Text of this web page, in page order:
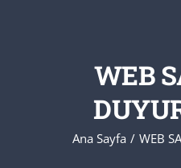
WEB
Ana Sayfa WEB